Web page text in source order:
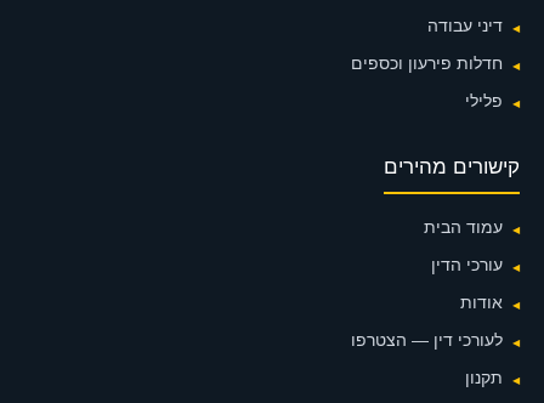
דיני עבודה
חדלות פירעון וכספים
פלילי
קישורים מהירים
עמוד הבית
עורכי הדין
אודות
לעורכי דין — הצטרפו
תקנון